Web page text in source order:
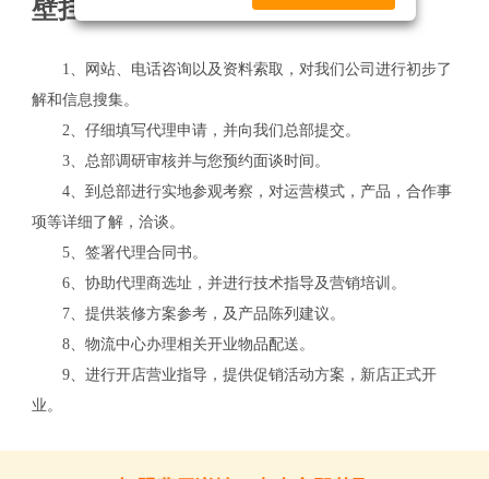
壁挂炉加盟流程
1、网站、电话咨询以及资料索取，对我们公司进行初步了
解和信息搜集。
2、仔细填写代理申请，并向我们总部提交。
3、总部调研审核并与您预约面谈时间。
4、到总部进行实地参观考察，对运营模式，产品，合作事
项等详细了解，洽谈。
5、签署代理合同书。
6、协助代理商选址，并进行技术指导及营销培训。
7、提供装修方案参考，及产品陈列建议。
8、物流中心办理相关开业物品配送。
9、进行开店营业指导，提供促销活动方案，新店正式开
业。